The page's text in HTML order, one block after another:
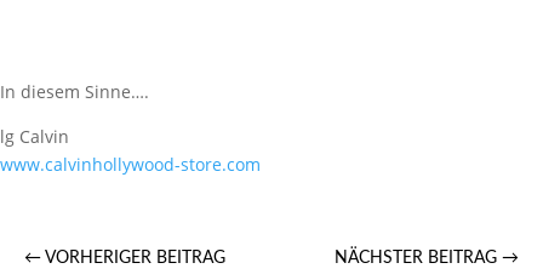
In diesem Sinne….
lg Calvin
www.calvinhollywood-store.com
← VORHERIGER BEITRAG NÄCHSTER BEITRAG →